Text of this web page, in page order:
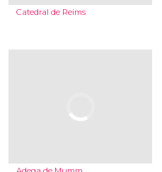
Catedral de Reims